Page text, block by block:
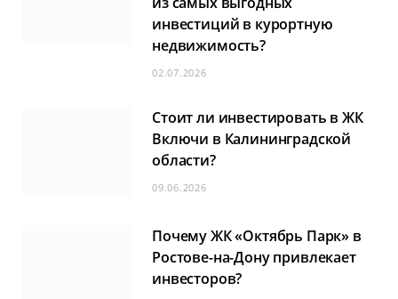
инвестиций в курортную
недвижимость?
02.07.2026
Стоит ли инвестировать в ЖК
Включи в Калининградской
области?
09.06.2026
Почему ЖК «Октябрь Парк» в
Ростове-на-Дону привлекает
инвесторов?